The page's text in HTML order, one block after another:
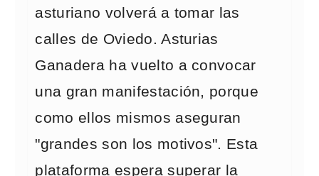
asturiano volverá a tomar las
calles de Oviedo. Asturias
Ganadera ha vuelto a convocar
una gran manifestación, porque
como ellos mismos aseguran
"grandes son los motivos". Esta
plataforma espera superar la